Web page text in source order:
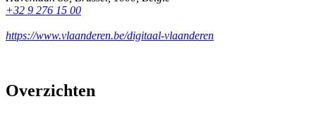
+32 9 276 15 00
https://www.vlaanderen.be/digitaal-vlaanderen
Overzichten